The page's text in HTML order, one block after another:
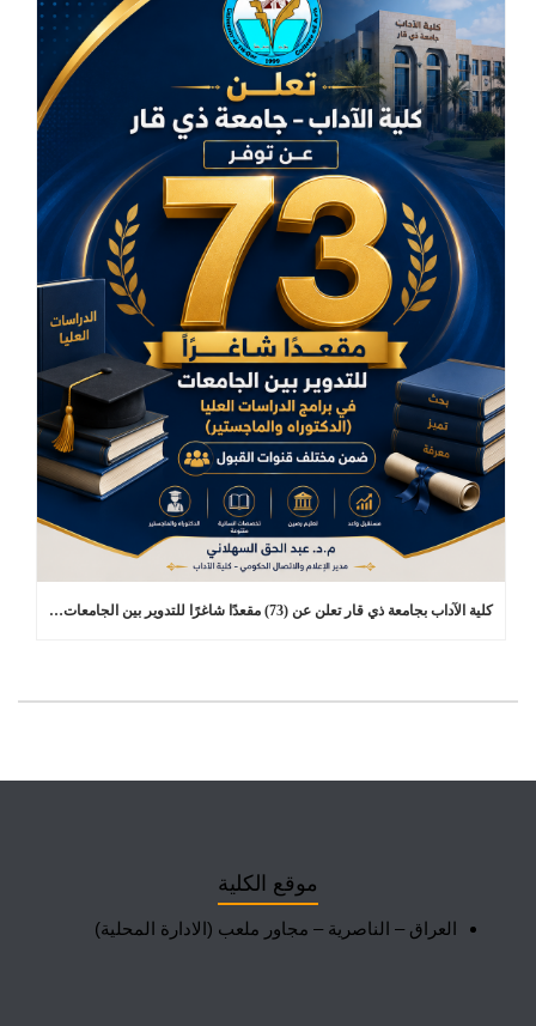
كلية الآداب بجامعة ذي قار تعلن عن (73) مقعدًا شاغرًا للتدوير بين الجامعات في برامج الدراسات العليا
موقع الكلية
العراق – الناصرية – مجاور ملعب (الادارة المحلية)